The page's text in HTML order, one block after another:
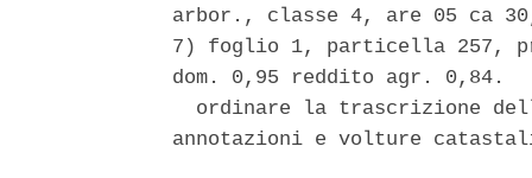
arbor., classe 4, are 05 ca
7) foglio 1, particella 257,
dom. 0,95 reddito agr. 0,84.
ordinare la trascrizione
annotazioni e volture